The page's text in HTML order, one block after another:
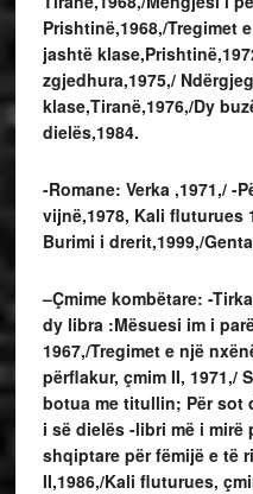
Prishtinë,1968,/Tregimet
jashtë
zgjedhura,1975,/
klase,Tiranë,1976,/Dy
dielës,1984.
-Romane: Verka ,1971,/ -
vijnë,1978, Kali fluturues
Burimi i drerit,1999,/
–Çmime kombëtare: -
dy libra :Mësuesi im i
1967,/Tregimet e një
përflakur, çmim II, 1971,/
botua me titullin; Për sot
i së dielës -libri më i mirë
shqiptare për fëmijë e të
II,1986,/Kali fluturues,